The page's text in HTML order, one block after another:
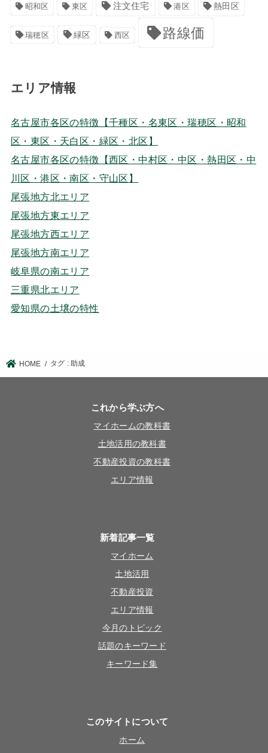
昭和区 東区 注文住宅 港区 熱田区
瑞穂区 緑区 西区 路線価
エリア情報
名古屋市各区の特徴【千種区・名東区・瑞穂区・昭和
区・東区・天白区・緑区・北区】
名古屋市各区の特徴【西区・中村区・中区・熱田区・中
川区・港区・南区・守山区】
尾張地方北エリア
尾張地方東エリア
尾張地方西エリア
尾張地方南エリア
岐阜県の南エリア
三重県北エリア
愛知県の土壌の特性
HOME タグ : 助成
これから学ぶ方へ
マイホームの教科書
土地活用の教科書
不動産投資の教科書
エリア情報
新着記事一覧
マイホーム
土地活用
不動産投資
エリア情報
今月のトピック
話題のキーワード
キーワード集
このサイトについて
ホーム